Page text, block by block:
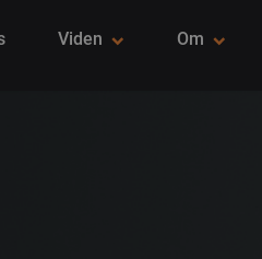
Viden Om